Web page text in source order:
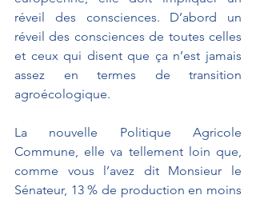
réveil des consciences. D’abord un
réveil des consciences de toutes celles
et ceux qui disent que ça n’est jamais
assez en termes de transition
agroécologique.
La nouvelle Politique Agricole
Commune, elle va tellement loin que,
comme vous l’avez dit Monsieur le
Sénateur, 13 % de production en moins